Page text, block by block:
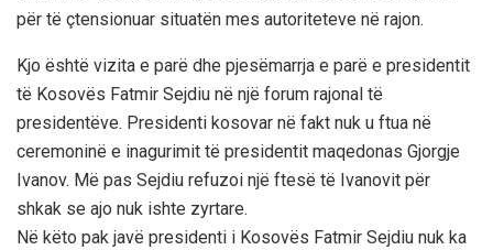
për të çtensionuar situatën mes autoriteteve në rajon.
Kjo është vizita e parë dhe pjesëmarrja e parë e presidentit
të Kosovës Fatmir Sejdiu në një forum rajonal të
presidentëve. Presidenti kosovar në fakt nuk u ftua në
ceremoninë e inagurimit të presidentit maqedonas Gjorgje
Ivanov. Më pas Sejdiu refuzoi një ftesë të Ivanovit për
shkak se ajo nuk ishte zyrtare.
Në këto pak javë presidenti i Kosovës Fatmir Sejdiu nuk ka